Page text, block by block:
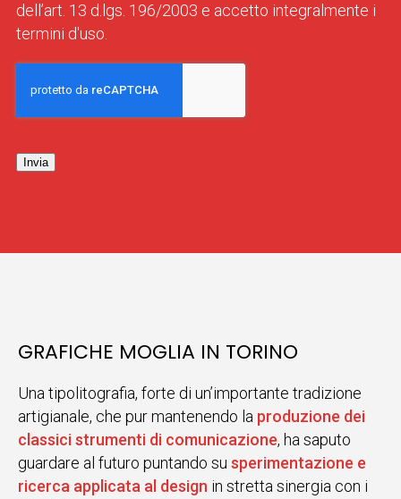
dell’art. 13 d.lgs. 196/2003 e accetto integralmente i
termini d'uso.
Invia
GRAFICHE MOGLIA IN TORINO
Una tipolitografia, forte di un’importante tradizione
artigianale, che pur mantenendo la produzione dei
classici strumenti di comunicazione, ha saputo
guardare al futuro puntando su sperimentazione e
ricerca applicata al design in stretta sinergia con i